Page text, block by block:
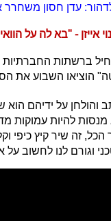
עדן חסון משחרר
אייזן - "בא לה על
ברשתות החברתיות
הוציאו השבוע את
והולחן על ידיהם
מנסות להיות עמוקות
זה שיר קיץ כיפי
וגורם לנו לחשוב